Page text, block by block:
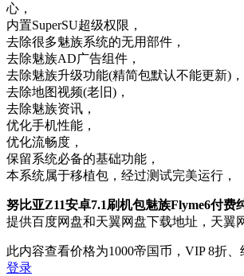
心，
内置SuperSU超级权限，
去除很多魅族系统的无用部件，
去除魅族AD广告组件，
去除魅族升级功能(精简包默认不能更新)，
去除地图视频(老旧)，
去除魅族资讯，
优化手机性能，
优化流畅度，
保留系统必备的基础功能，
本系统属于移植包，经过测试完美运行，
努比亚Z11安卓7.1刷机包魅族Flyme6付费
提供百度网盘和天翼网盘下载地址，天翼
此内容查看价格为1000帝国币，VIP 8折
登录